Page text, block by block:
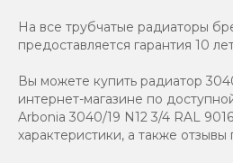
На все трубчатые радиаторы
предоставляется гарантия 10
Вы можете купить радиатор
интернет-магазине по
Arbonia 3040/19 N12 3/4 RAL
характеристики, а также отзывы